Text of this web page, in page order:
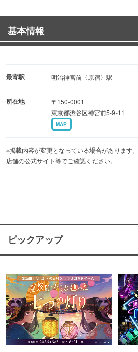
基本情報
最寄駅 明治神宮前〈原宿〉駅
所在地
〒150-0001
東京都渋谷区神宮前5-9-11
MAP
※掲載内容が変更となっている場合があります
店舗の公式サイト等でご確認ください。
ピックアップ